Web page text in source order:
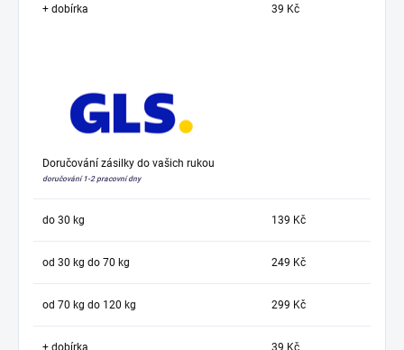
+ dobírka 39 Kč
Doručování zásilky do vašich rukou
doručování 1-2 pracovní dny
do 30 kg 139 Kč
od 30 kg do 70 kg 249 Kč
od 70 kg do 120 kg 299 Kč